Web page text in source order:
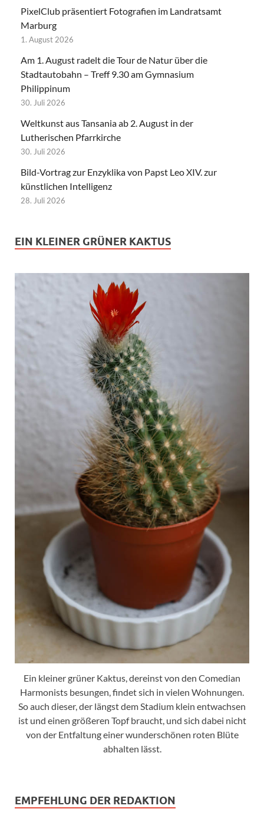
PixelClub präsentiert Fotografien im Landratsamt
Marburg
1. August 2026
Am 1. August radelt die Tour de Natur über die
Stadtautobahn – Treff 9.30 am Gymnasium
Philippinum
30. Juli 2026
Weltkunst aus Tansania ab 2. August in der
Lutherischen Pfarrkirche
30. Juli 2026
Bild-Vortrag zur Enzyklika von Papst Leo XIV. zur
künstlichen Intelligenz
28. Juli 2026
EIN KLEINER GRÜNER KAKTUS
Ein kleiner grüner Kaktus, dereinst von den Comedian
Harmonists besungen, findet sich in vielen Wohnungen.
So auch dieser, der längst dem Stadium klein entwachsen
ist und einen größeren Topf braucht, und sich dabei nicht
von der Entfaltung einer wunderschönen roten Blüte
abhalten lässt.
EMPFEHLUNG DER REDAKTION